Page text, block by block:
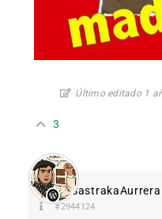
Último editado 1
3
SastrakaAurrera
#2944124